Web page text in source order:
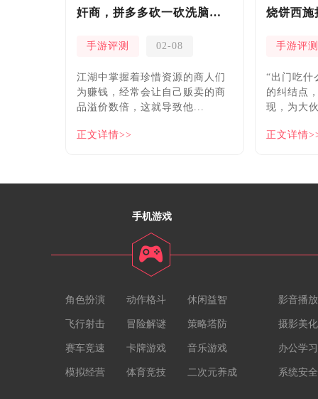
奸商，拼多多砍一砍洗脑夏
手游评测 02-08
​江湖中掌握着珍惜资源的商人们
为赚钱，经常会让自己贩卖的商
品溢价数倍，这就导致他...
正文详情>>
烧饼西施
手游评测
“出门吃什
的纠结点
现，为大
正文详情
手机游戏
角色扮演 动作格斗 休闲益智
飞行射击 冒险解谜 策略塔防
赛车竞速 卡牌游戏 音乐游戏
模拟经营 体育竞技 二次元养成
影音播放
摄影美化
办公学习
系统安全